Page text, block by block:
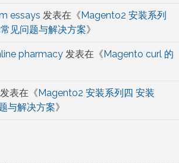
essays 发表在《Magento2 安装系列
见问题与解决方案》
pharmacy 发表在《Magento curl 的
发表在《Magento2 安装系列四 安装
与解决方案》